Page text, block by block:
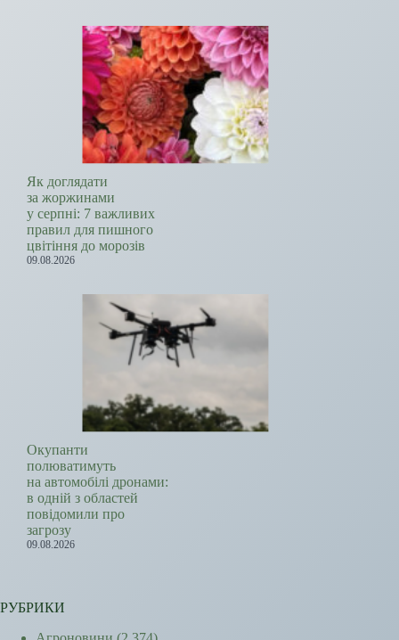
Як доглядати
за жоржинами
у серпні: 7 важливих
правил для пишного
цвітіння до морозів
09.08.2026
Окупанти
полюватимуть
на автомобілі дронами:
в одній з областей
повідомили про
загрозу
09.08.2026
РУБРИКИ